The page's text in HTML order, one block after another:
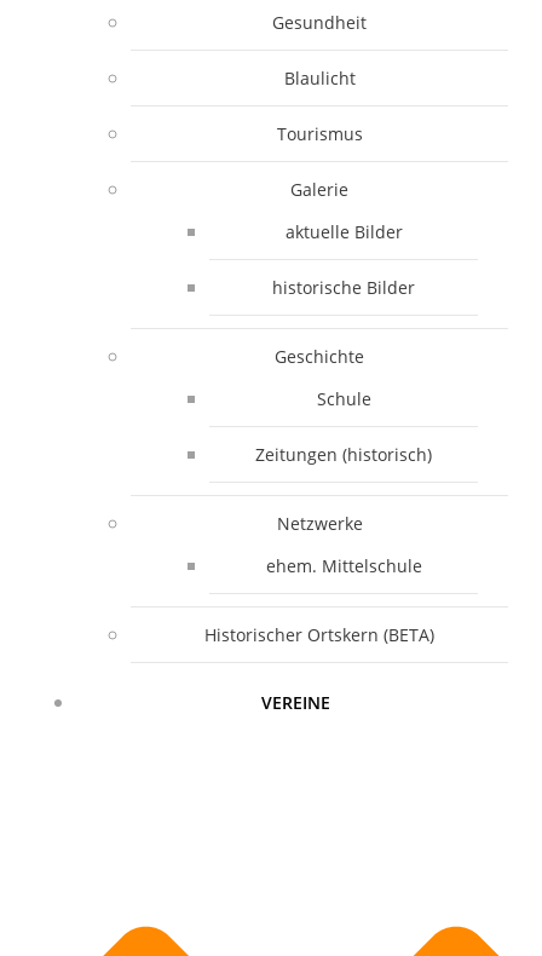
Gesundheit
Blaulicht
Tourismus
Galerie
aktuelle Bilder
historische Bilder
Geschichte
Schule
Zeitungen (historisch)
Netzwerke
ehem. Mittelschule
Historischer Ortskern (BETA)
VEREINE